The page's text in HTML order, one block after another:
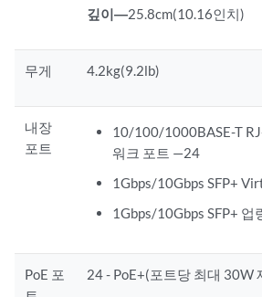
깊이—25.8cm(10.16인치)
무게 4.2kg(9.2lb)
내장
포트
10/100/1000BASE-T
워크 포트 —24
1Gbps/10Gbps SFP+
1Gbps/10Gbps SFP+
PoE 포
24 - PoE+(포트당 최대 30W